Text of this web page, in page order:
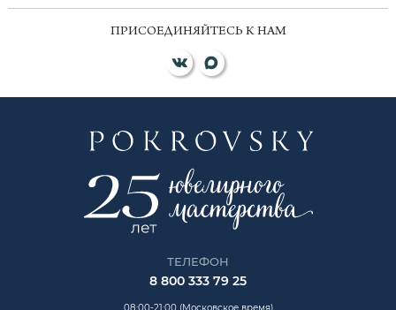
ПРИСОЕДИНЯЙТЕСЬ К НАМ
ТЕЛЕФОН
8 800 333 79 25